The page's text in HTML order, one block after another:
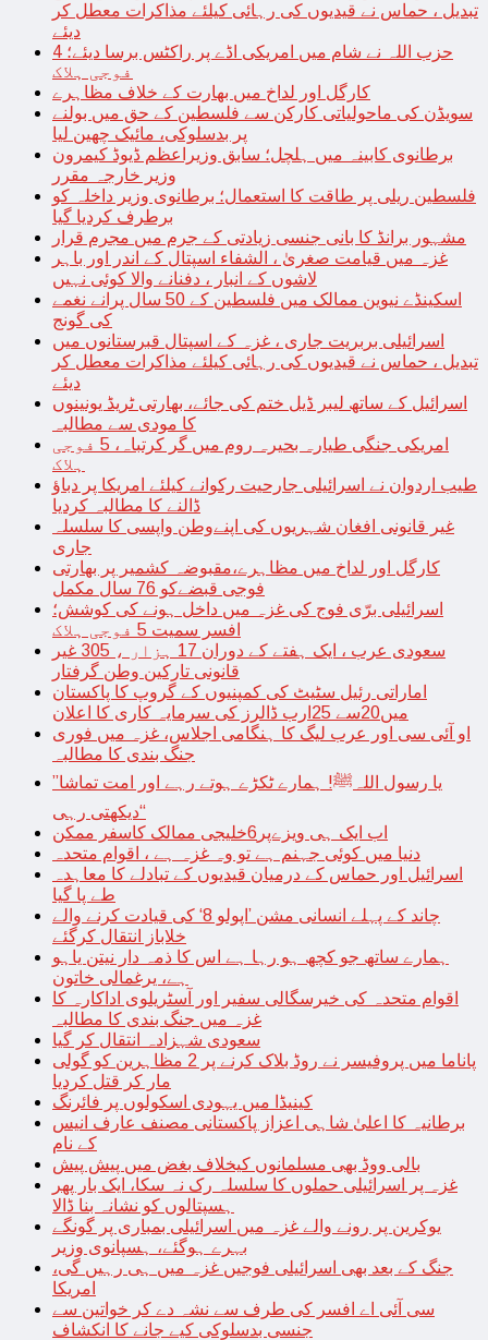
تبدیل ، حماس نے قیدیوں کی رہائی کیلئے مذاکرات معطل کر
دیئے
حزب اللہ نے شام میں امریکی اڈے پر راکٹس برسا دیئے؛ 4
فوجی ہلاک
کارگل اور لداخ میں بھارت کے خلاف مظاہرے
سویڈن کی ماحولیاتی کارکن سے فلسطین کے حق میں بولنے
پر بدسلوکی، مائیک چھین لیا
برطانوی کابینہ میں ہلچل؛ سابق وزیراعظم ڈیوڈ کیمرون
وزیر خارجہ مقرر
فلسطین ریلی پر طاقت کا استعمال؛ برطانوی وزیر داخلہ کو
برطرف کردیا گیا
مشہور برانڈ کا بانی جنسی زیادتی کے جرم میں مجرم قرار
غزہ میں قیامت صغریٰ ، الشفاء اسپتال کے اندر اور باہر
لاشوں کے انبار ، دفنانے والا کوئی نہیں
اسکینڈے نیوین ممالک میں فلسطین کے 50 سال پرانے نغمے
کی گونج
اسرائیلی بربریت جاری ، غزہ کے اسپتال قبرستانوں میں
تبدیل ، حماس نے قیدیوں کی رہائی کیلئے مذاکرات معطل کر
دیئے
اسرائیل کے ساتھ لیبر ڈیل ختم کی جائے، بھارتی ٹریڈ یونینوں
کا مودی سے مطالبہ
امریکی جنگی طیارہ بحیرہ روم میں گر کرتباہ، 5 فوجی
ہلاک
طیب اردوان نے اسرائیلی جارحیت رکوانے کیلئے امریکا پر دباؤ
ڈالنے کا مطالبہ کردیا
غیر قانونی افغان شہریوں کی اپنےوطن واپسی کا سلسلہ
جاری
کارگل اور لداخ میں مظاہرے،مقبوضہ کشمیر پر بھارتی
فوجی قبضےکو 76 سال مکمل
اسرائیلی برّی فوج کی غزہ میں داخل ہونے کی کوشش؛
افسر سمیت 5 فوجی ہلاک
سعودی عرب ، ایک ہفتے کے دوران 17 ہزار ، 305 غیر
قانونی تارکین وطن گرفتار
اماراتی رئیل سٹیٹ کی کمپنیوں کے گروپ کا پاکستان
میں20سے 25ارب ڈالرز کی سرمایہ کاری کا اعلان
او آئی سی اور عرب لیگ کا ہنگامی اجلاس، غزہ میں فوری
جنگ بندی کا مطالبہ
’’یا رسول اللہﷺ! ہمارے ٹکڑے ہوتے رہے اور امت تماشا
دیکھتی رہی‘‘
اب ایک ہی ویزےپر6خلیجی ممالک کاسفر ممکن
دنیا میں کوئی جہنم ہے تو وہ غزہ ہے ، اقوام متحدہ
اسرائیل اور حماس کے درمیان قیدیوں کے تبادلے کا معاہدہ
طے پا گیا
چاند کے پہلے انسانی مشن ’اپولو 8‘ کی قیادت کرنے والے
خلاباز انتقال کرگئے
ہمارے ساتھ جو کچھ ہو رہا ہے اس کا ذمہ دار نیتن یاہو
ہے، یرغمالی خاتون
اقوام متحدہ کی خیرسگالی سفیر اور آسٹریلوی اداکارہ کا
غزہ میں جنگ بندی کا مطالبہ
سعودی شہزادہ انتقال کر گیا
پاناما میں پروفیسر نے روڈ بلاک کرنے پر 2 مظاہرین کو گولی
مار کر قتل کردیا
کینیڈا میں یہودی اسکولوں پر فائرنگ
برطانیہ کا اعلیٰ شاہی اعزاز پاکستانی مصنف عارف انیس
کے نام
بالی ووڈ بھی مسلمانوں کیخلاف بغض میں پیش پیش
غزہ پر اسرائیلی حملوں کا سلسلہ رک نہ سکا، ایک بار پھر
ہسپتالوں کو نشانہ بنا ڈالا
یوکرین پر رونے والے غزہ میں اسرائیلی بمباری پر گونگے
بہرے ہوگئے، ہسپانوی وزیر
جنگ کے بعد بھی اسرائیلی فوجیں غزہ میں ہی رہیں گی،
امریکا
سی آئی اے افسر کی طرف سے نشہ دے کر خواتین سے
جنسی بدسلوکی کیے جانے کا انکشاف